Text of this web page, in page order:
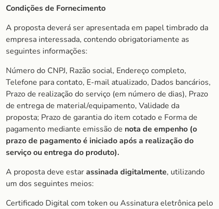
Condições de Fornecimento
A proposta deverá ser apresentada em papel timbrado da
empresa interessada, contendo obrigatoriamente as
seguintes informações:
Número do CNPJ, Razão social, Endereço completo,
Telefone para contato, E-mail atualizado, Dados bancários,
Prazo de realização do serviço (em número de dias), Prazo
de entrega de material/equipamento, Validade da
proposta; Prazo de garantia do item cotado e Forma de
pagamento mediante emissão de nota de empenho (o
prazo de pagamento é iniciado após a realização do
serviço ou entrega do produto).
A proposta deve estarassinada digitalmente, utilizando
um dos seguintes meios:
Certificado Digital com token ou Assinatura eletrônica pelo